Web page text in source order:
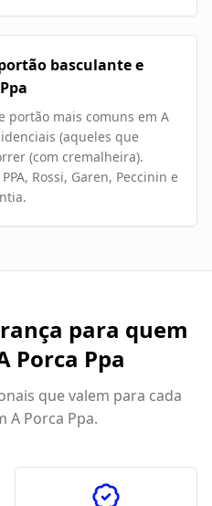
basculante e
portão mais comuns em A
(aqueles que
(com cremalheira).
Rossi, Garen, Peccinin e
para quem
Porca Ppa
que valem para cada
A Porca Ppa.